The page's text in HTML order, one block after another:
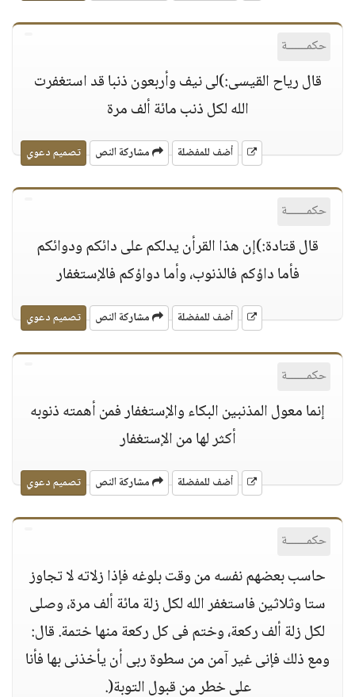
حكمــــــة
قال رياح القيسى:)لى نيف وأربعون ذنبا قد استغفرت
الله لكل ذنب مائة ألف مرة
أضف للمفضلة مشاركة النص تصميم دعوي
حكمــــــة
قال قتادة:)إن هذا القرأن يدلكم على دائكم ودوائكم
فأما داؤكم فالذنوب، وأما دواؤكم فالإستغفار
أضف للمفضلة مشاركة النص تصميم دعوي
حكمــــــة
إنما معول المذنبين البكاء والإستغفار فمن أهمته ذنوبه
أكثر لها من الإستغفار
أضف للمفضلة مشاركة النص تصميم دعوي
حكمــــــة
حاسب بعضهم نفسه من وقت بلوغه فإذا زلاته لا تجاوز
ستا وثلاثين فاستغفر الله لكل زلة مائة ألف مرة، وصلى
لكل زلة ألف ركعة، وختم فى كل ركعة منها ختمة. قال:
ومع ذلك فإنى غير آمن من سطوة ربى أن يأخذنى بها فأنا
على خطر من قبول التوبة(.